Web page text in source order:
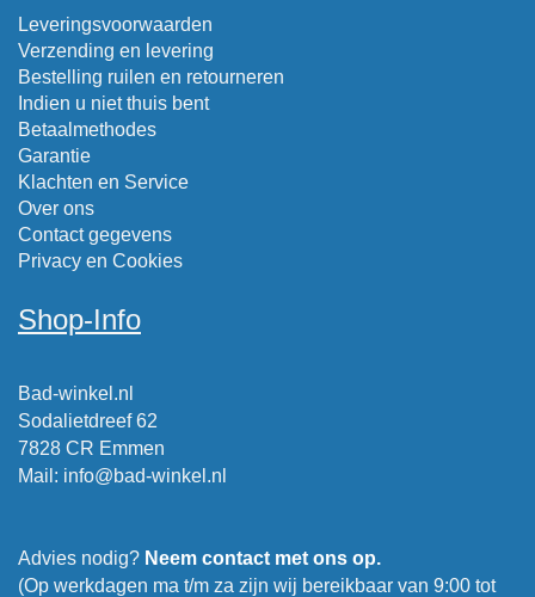
Leveringsvoorwaarden
Verzending en levering
Bestelling ruilen en retourneren
Indien u niet thuis bent
Betaalmethodes
Garantie
Klachten en Service
Over ons
Contact gegevens
Privacy en Cookies
Shop-Info
Bad-winkel.nl
Sodalietdreef 62
7828 CR Emmen
Mail : info@bad-winkel.nl
Advies nodig? Neem contact met ons op.
(Op werkdagen ma t/m za zijn wij bereikbaar van 9:00 tot